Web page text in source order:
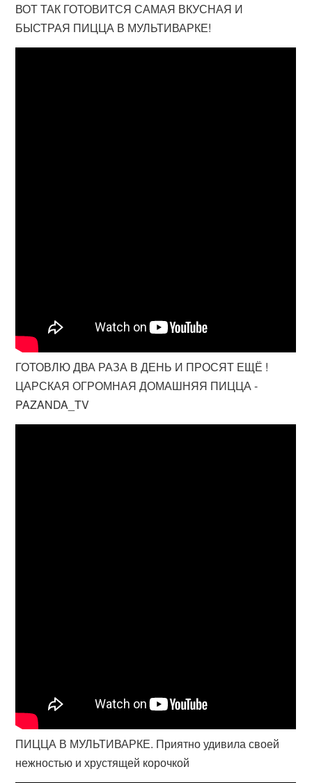
ВОТ ТАК ГОТОВИТСЯ САМАЯ ВКУСНАЯ И
БЫСТРАЯ ПИЦЦА В МУЛЬТИВАРКЕ!
ГОТОВЛЮ ДВА РАЗА В ДЕНЬ И ПРОСЯТ ЕЩЁ !
ЦАРСКАЯ ОГРОМНАЯ ДОМАШНЯЯ ПИЦЦА -
PAZANDA_TV
ПИЦЦА В МУЛЬТИВАРКЕ. Приятно удивила своей
нежностью и хрустящей корочкой